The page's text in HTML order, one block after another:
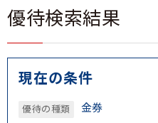
優待検索結果
現在の条件
優待の種類 金券